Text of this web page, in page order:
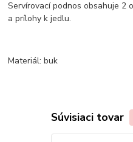
Servírovací podnos obsahuje 2
a prílohy k jedlu.
Materiál: buk
Súvisiaci tovar